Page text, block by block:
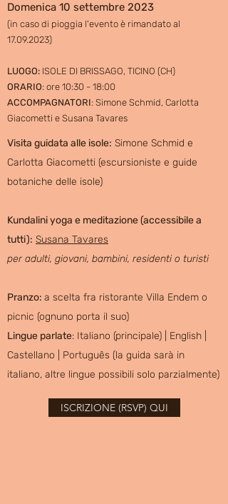
Domenica 10 settembre 2023
(in caso di pioggia l'evento è rimandato al
17.09.2023)
LUOGO: ISOLE DI BRISSAGO, TICINO (CH)
ORARIO: ore 10:30 - 18:00
ACCOMPAGNATORI: Simone Schmid, Carlotta
Giacometti e Susana Tavares
Visita guidata alle isole: Simone Schmid e
Carlotta Giacometti (escursioniste e guide
botaniche delle isole)
Kundalini yoga e meditazione (accessibile a
tutti): Susana Tavares
per adulti, giovani, bambini, residenti o turisti
Pranzo: a scelta fra ristorante Villa Endem o
picnic (ognuno porta il suo)
Lingue parlate: Italiano (principale) | English |
Castellano | Português (la guida sarà in
italiano, altre lingue possibili solo parzialmente)
ISCRIZIONE (RSVP) QUI